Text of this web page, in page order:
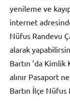
yenileme ve
internet
Nüfus Randevu
alarak
Bartın ’da Kimlik
alınır Pasaport
Bartın İlçe